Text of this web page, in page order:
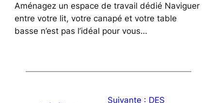
Aménagez un espace de travail dédié Naviguer
entre votre lit, votre canapé et votre table
basse n’est pas l’idéal pour vous…
Suivante : DES